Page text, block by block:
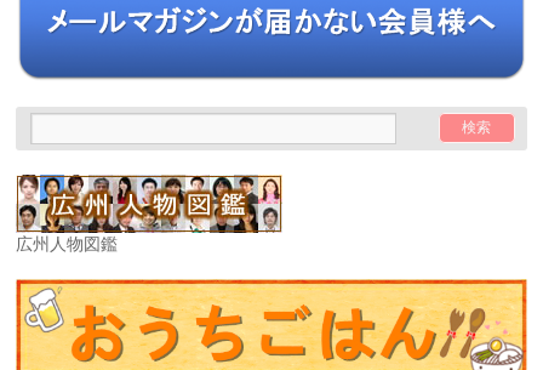
広州人物図鑑